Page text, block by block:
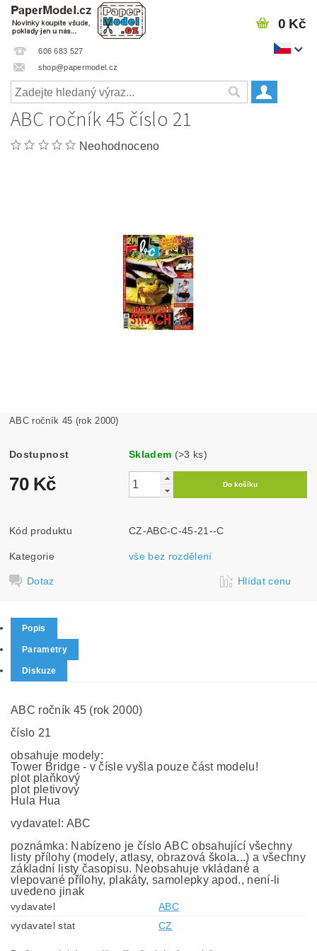
606 683 527
shop@papermodel.cz
0 Kč
ABC ročník 45 číslo 21
Neohodnoceno
ABC ročník 45 (rok 2000)
Dostupnost Skladem (>3 ks)
70 Kč
Kód produktu CZ-ABC-C-45-21--C
Kategorie vše bez rozdělení
Dotaz Hlídat cenu
Popis
Parametry
Diskuze
ABC ročník 45 (rok 2000)
číslo 21
obsahuje modely:
Tower Bridge - v čísle vyšla pouze část modelu!
plot plaňkový
plot pletivový
Hula Hua
vydavatel: ABC
poznámka: Nabízeno je číslo ABC obsahující všechny
listy přílohy (modely, atlasy, obrazová škola...) a všechny
základní listy časopisu. Neobsahuje vkládané a
vlepované přílohy, plakáty, samolepky apod., není-li
uvedeno jinak
vydavatel
ABC
vydavatel stat
CZ